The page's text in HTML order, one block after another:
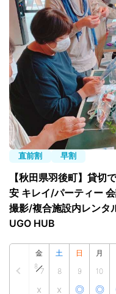
都道府県から探
路線から探す
シーズスペースにつ
運営会社
プライバシーポリシ
利用規約
特定商取引法
FAQ・お問い合わせ
直前割 早割
【秋田県羽後町】貸切
安 キレイ/パーティー
撮影/複合施設内レン
UGO HUB
金
8
7
x
土
8
x
日
9
◎
月
10
◎